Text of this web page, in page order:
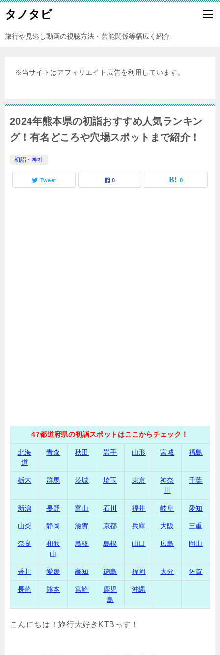
タノタビ
旅行や見逃し動画の視聴方法・芸能関係等幅広く紹介
※当サイトはアフィリエイト広告を利用しています。
2024年熊本県の初詣おすすめ人気ランキン
グ！有名どころや穴場スポットまで紹介！
初詣・神社
Tweet 0 0
47都道府県の初詣スポットはここからチェック！
北海
道
青森 秋田 岩手 山形 宮城 福島
栃木 群馬 茨城 埼玉 東京
神奈
川
千葉
新潟 長野 富山 石川 福井 岐阜 愛知
山梨 静岡 滋賀 京都 兵庫 大阪 三重
奈良
和歌
山
鳥取 島根 山口 広島 岡山
香川 愛媛 高知 徳島 福岡 大分 佐賀
長崎 熊本 宮崎
鹿児
島
沖縄
こんにちは！旅行大好きKTBっす！